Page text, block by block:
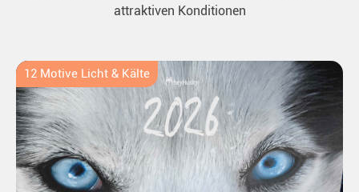
attraktiven Konditionen
12 Motive Licht & Kälte